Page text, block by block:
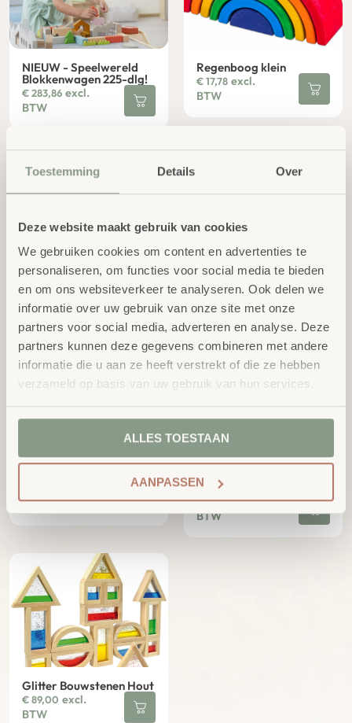
Toestemming Details Over
Deze website maakt gebruik van cookies
We gebruiken cookies om content en advertenties te
personaliseren, om functies voor social media te bieden
en om ons websiteverkeer te analyseren. Ook delen we
informatie over uw gebruik van onze site met onze
partners voor social media, adverteren en analyse. Deze
partners kunnen deze gegevens combineren met andere
informatie die u aan ze heeft verstrekt of die ze hebben
verzameld op basis van uw gebruik van hun services.
ALLES TOESTAAN
AANPASSEN
NIEUW - Speelwereld
Blokkenwagen 225-dlg!
€283,86 excl.
BTW
Regenboog klein
€17,78 excl.
BTW
Regenboog groot
€62,44 excl.
BTW
Houten Kiezelstenen XL
€124,95 excl.
BTW
BTW
Spiegel Bouwstenen
Hout
€79,00 excl.
BTW
Glitter Bouwstenen Hout
€89,00 excl.
BTW